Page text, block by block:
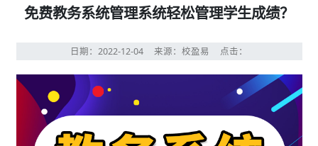
免费教务系统管理系统轻松管理学生成绩？
日期：2022-12-04 来源：校盈易 点击：